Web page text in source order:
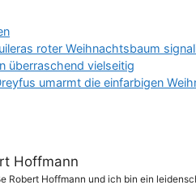
roter Weihnachtsbaum
überraschend vielseitig
umarmt die einfarbigen
Hoffmann
Robert Hoffmann und ich bin ein